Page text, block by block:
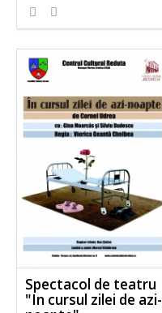
Spectacol de teatru
"In cursul zilei de azi-